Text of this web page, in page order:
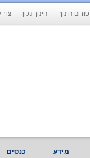
פורום חינוך חינוך נכון
מידע
כנסים